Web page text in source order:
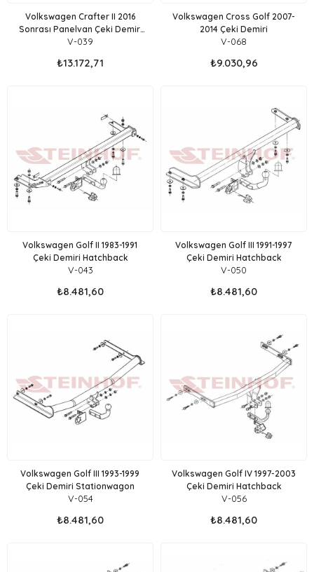
Volkswagen Crafter II 2016
Sonrası Panelvan Çeki Demiri
Flanşlı
V-039
₺13.172,71
Volkswagen Cross Golf 2007-
2014 Çeki Demiri
V-068
₺9.030,96
Volkswagen Golf II 1983-1991
Çeki Demiri Hatchback
V-043
₺8.481,60
Volkswagen Golf III 1991-1997
Çeki Demiri Hatchback
V-050
₺8.481,60
Volkswagen Golf III 1993-1999
Çeki Demiri Stationwagon
V-054
₺8.481,60
Volkswagen Golf IV 1997-2003
Çeki Demiri Hatchback
V-056
₺8.481,60